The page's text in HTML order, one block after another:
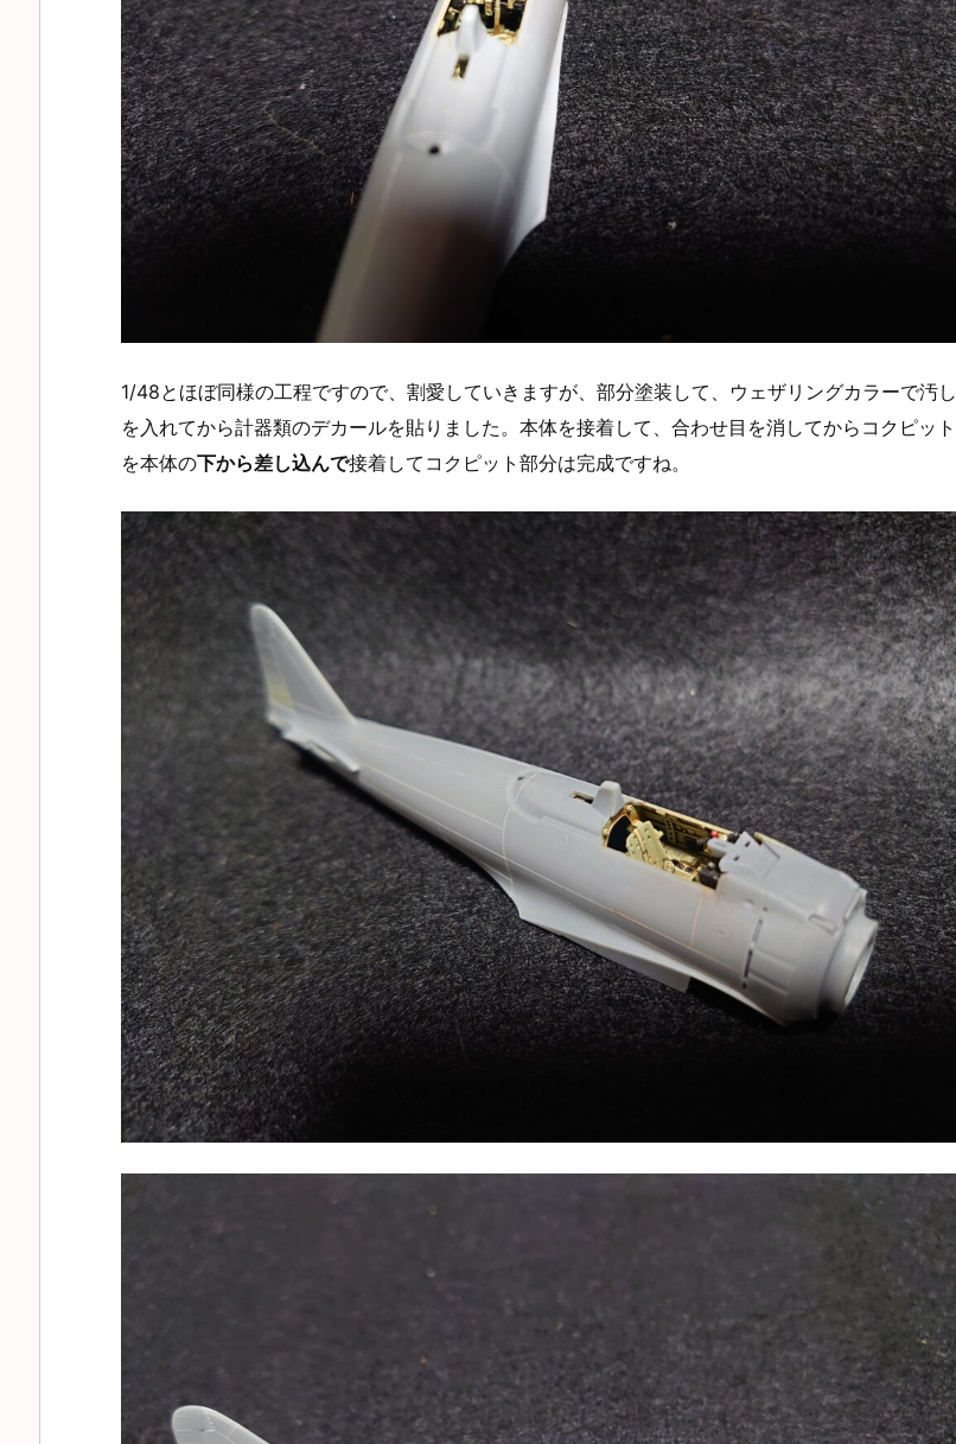
1/48とほぼ同様の工程ですので、割愛していきますが、部分塗装して、ウェザリングカラーで汚し
を入れてから計器類のデカールを貼りました。本体を接着して、合わせ目を消してからコクピット
を本体の下から差し込んで接着してコクピット部分は完成ですね。